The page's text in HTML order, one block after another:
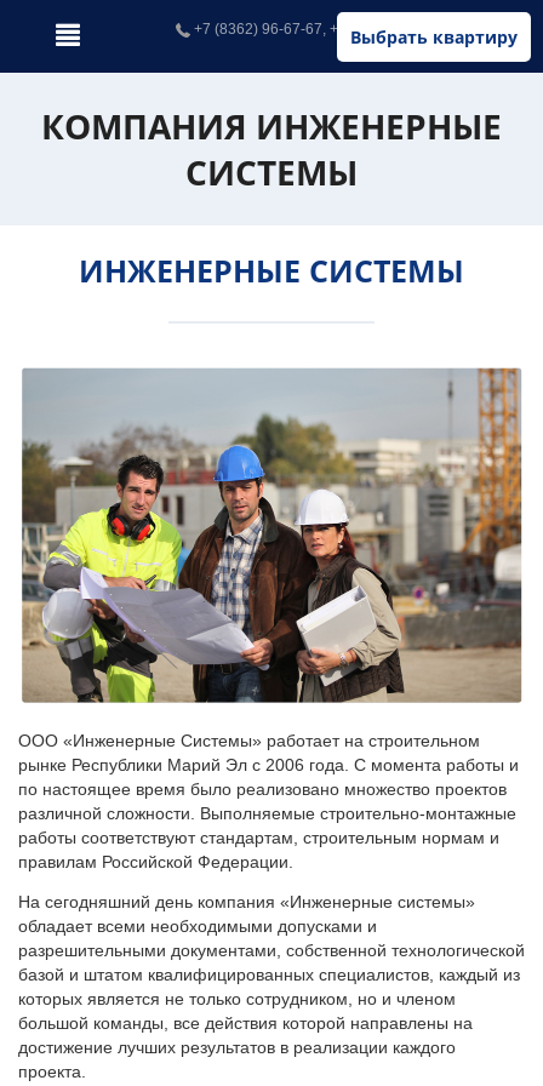
Выбрать квартиру
+7 (8362) 96-67-67, +7 (902) 326-67-67
КОМПАНИЯ ИНЖЕНЕРНЫЕ
СИСТЕМЫ
ИНЖЕНЕРНЫЕ СИСТЕМЫ
ООО «Инженерные Системы» работает на строительном
рынке Республики Марий Эл с 2006 года. С момента работы и
по настоящее время было реализовано множество проектов
различной сложности. Выполняемые строительно-монтажные
работы соответствуют стандартам, строительным нормам и
правилам Российской Федерации.
На сегодняшний день компания «Инженерные системы»
обладает всеми необходимыми допусками и
разрешительными документами, собственной технологической
базой и штатом квалифицированных специалистов, каждый из
которых является не только сотрудником, но и членом
большой команды, все действия которой направлены на
достижение лучших результатов в реализации каждого
проекта.